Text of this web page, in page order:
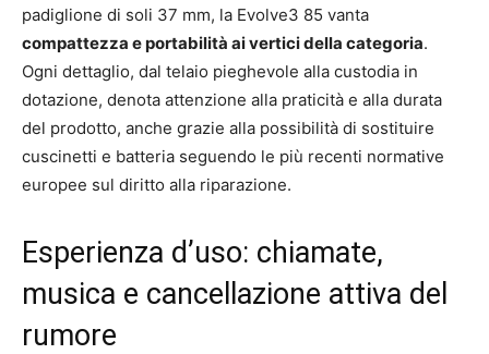
padiglione di soli 37 mm, la Evolve3 85 vanta
compattezza e portabilità ai vertici della categoria.
Ogni dettaglio, dal telaio pieghevole alla custodia in
dotazione, denota attenzione alla praticità e alla durata
del prodotto, anche grazie alla possibilità di sostituire
cuscinetti e batteria seguendo le più recenti normative
europee sul diritto alla riparazione.
Esperienza d’uso: chiamate,
musica e cancellazione attiva del
rumore